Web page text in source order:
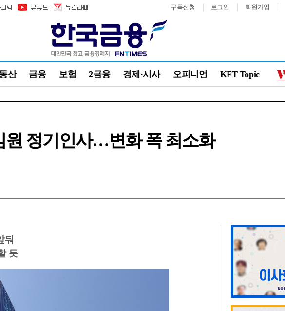
구독신청 로그인 회원가입
산 금융 보험 2금융 경제·시사 오피니언 KFT Topic
원 정기인사…변화 폭 최소화
둬
듯